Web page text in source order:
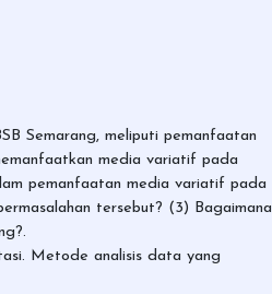
Semarang, meliputi pemanfaatan
media variatif pada
pemanfaatan media variatif pada
tersebut? (3) Bagaimana
Metode analisis data yang